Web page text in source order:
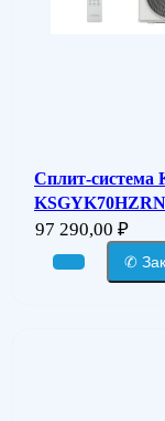
Сплит-
97 290,00 ₽
✆